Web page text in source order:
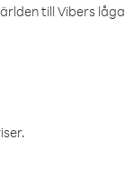
till Vibers låga